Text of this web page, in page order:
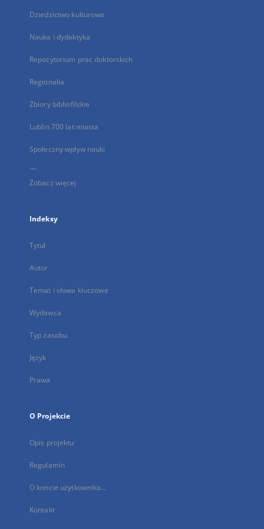
Dziedzictwo kulturowe
Nauka i dydaktyka
Repozytorium prac doktorskich
Regionalia
Zbiory bibliofilskie
Lublin 700 lat miasta
Społeczny wpływ nauki
...
Zobacz więcej
Indeksy
Tytuł
Autor
Temat i słowa kluczowe
Wydawca
Typ zasobu
Język
Prawa
O Projekcie
Opis projektu
Regulamin
O koncie użytkownika...
Kontakt